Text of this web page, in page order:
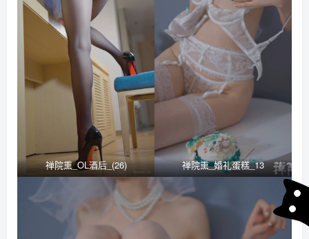
禅院熏_OL酒后_(26) 禅院熏_婚礼蛋糕_13